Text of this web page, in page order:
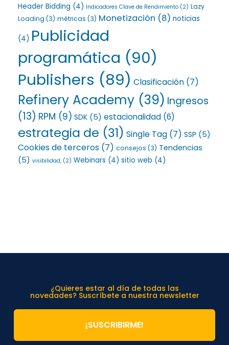
Header Bidding (4) Indicadores Clave de Rendimiento (2) Lazy
Loading (3) métricas (3) Monetización (8) noticias
(4) Publicidad
programática (90)
Publishers (89) Clasificación (7)
Refinery Academy (39) Ingresos
(13) RPM (9) SDK (5) estacionalidad (6)
estrategia de (31) Single Tag (7) SSP (5)
Cookies de terceros (7) consejos (3) Tendencias
(5) visibilidad, (2) Webinars (4) sitio web (4)
¿Quieres estar al día de todas las
novedades? Suscríbete a nuestra newsletter
¡SUSCRIBIRME!